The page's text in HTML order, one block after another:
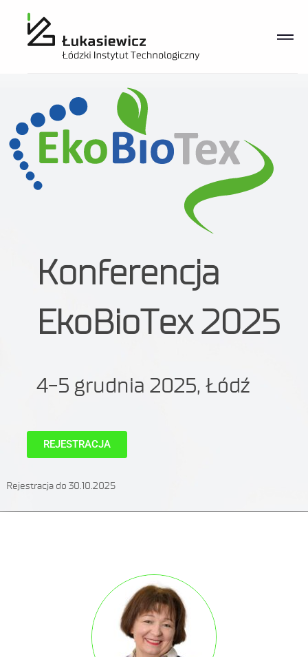
Konferencja Ekobiotex 2025
Konferencja
EkoBioTex 2025
4-5 grudnia 2025, Łódź
REJESTRACJA
Rejestracja do 30.10.2025